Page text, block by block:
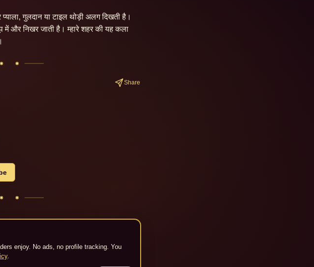
गुलदान या टाइल थोड़ी अलग दिखती है।
और निखर जाती है। म्हारे शहर की यह कला
Share
enjoy. No ads, no profile tracking. You
.